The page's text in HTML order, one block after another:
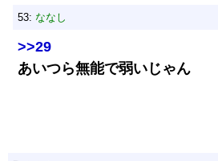
53: ななし
>>29
あいつら無能で弱いじゃん